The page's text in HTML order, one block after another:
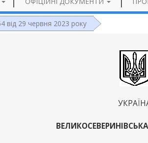
від 29 червня 2023 року